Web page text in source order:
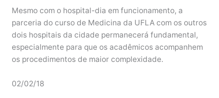
Mesmo com o hospital-dia em funcionamento, a
parceria do curso de Medicina da UFLA com os outros
dois hospitais da cidade permanecerá fundamental,
especialmente para que os acadêmicos acompanhem
os procedimentos de maior complexidade.
02/02/18